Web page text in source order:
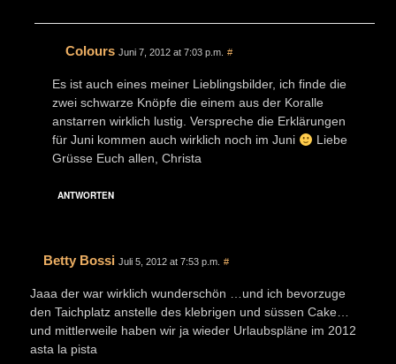
Colours Juni 7, 2012 at 7:03 p.m. #
Es ist auch eines meiner Lieblingsbilder, ich finde die
zwei schwarze Knöpfe die einem aus der Koralle
anstarren wirklich lustig. Verspreche die Erklärungen
für Juni kommen auch wirklich noch im Juni
Liebe
Grüsse Euch allen, Christa
ANTWORTEN
Betty Bossi Juli 5, 2012 at 7:53 p.m. #
Jaaa der war wirklich wunderschön …und ich bevorzuge
den Taichplatz anstelle des klebrigen und süssen Cake…
und mittlerweile haben wir ja wieder Urlaubspläne im 2012
asta la pista